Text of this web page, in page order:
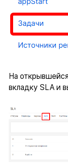
На
вкладку SLA и